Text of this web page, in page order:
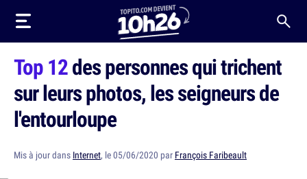
Top 12des personnes qui trichent
sur leurs photos, les seigneurs de
l'entourloupe
Mis à jour dans Internet, le 05/06/2020 par François Faribeault